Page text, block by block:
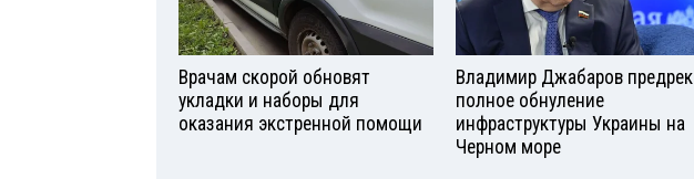
Врачам скорой обновят
укладки и наборы для
оказания экстренной помощи
Владимир Джабаров предрек
полное обнуление
инфраструктуры Украины на
Черном море